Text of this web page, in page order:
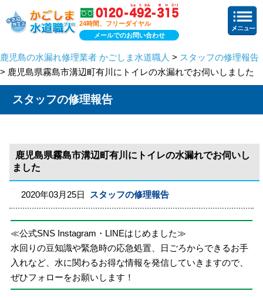
24時間、フリーダイヤル
メールでのお問い合わせ
鹿児島の水漏れ修理業者 かごしま水道職人 > スタッフの修理報告
> 鹿児島県霧島市溝辺町有川にトイレの水漏れでお伺いしました
スタッフの修理報告
鹿児島県霧島市溝辺町有川にトイレの水漏れでお伺いし
ました
2020年03月25日 スタッフの修理報告
≪公式SNS Instagram・LINEはじめました≫
水回りの豆知識や緊急時の応急処置、日ごろからできるお手
入れなど、水に関わるお得な情報を発信していきますので、
ぜひフォローをお願いします！